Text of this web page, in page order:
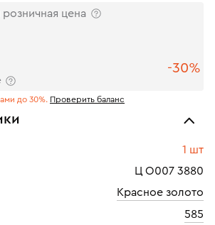
цена
-30%
до 30%. Проверить баланс
1 шт
Ц О007 3880
Красное золото
585